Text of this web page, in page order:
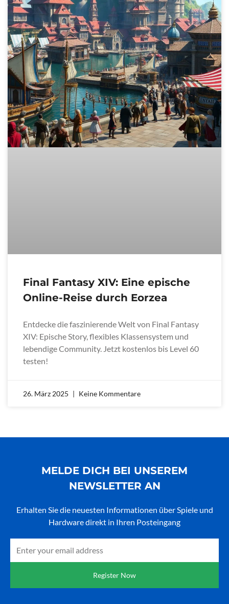
Final Fantasy XIV: Eine epische
Online-Reise durch Eorzea
Entdecke die faszinierende Welt von Final Fantasy
XIV: Epische Story, flexibles Klassensystem und
lebendige Community. Jetzt kostenlos bis Level 60
testen!
26. März 2025 Keine Kommentare
MELDE DICH BEI UNSEREM
NEWSLETTER AN
Erhalten Sie die neuesten Informationen über Spiele und
Hardware direkt in Ihren Posteingang
Register Now